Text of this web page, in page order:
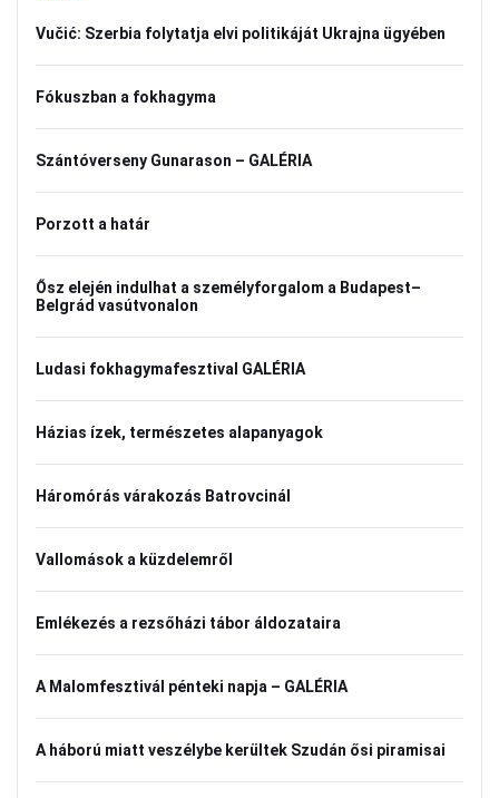
Vučić: Szerbia folytatja elvi politikáját Ukrajna ügyében
Fókuszban a fokhagyma
Szántóverseny Gunarason – GALÉRIA
Porzott a határ
Ősz elején indulhat a személyforgalom a Budapest–
Belgrád vasútvonalon
Ludasi fokhagymafesztival GALÉRIA
Házias ízek, természetes alapanyagok
Háromórás várakozás Batrovcinál
Vallomások a küzdelemről
Emlékezés a rezsőházi tábor áldozataira
A Malomfesztivál pénteki napja – GALÉRIA
A háború miatt veszélybe kerültek Szudán ősi piramisai